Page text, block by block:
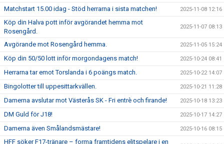
Matchstart 15.00 idag - Stöd herrarna i sista matchen! 2025-11-08 12:16
Köp din Halva pott inför avgörandet hemma mot
Rosengård.
2025-11-07 08:13
Avgörande mot Rosengård hemma. 2025-11-05 15:24
Köp din 50/50 lott inför morgondagens match! 2025-10-24 08:41
Herrarna tar emot Torslanda i 6 poängs match. 2025-10-22 14:07
Bingolotter till uppesittarkvällen. 2025-10-21 11:28
Damerna avslutar mot Västerås SK - Fri entrè och firande! 2025-10-18 13:23
DM Guld för J18! 2025-10-17 14:27
Damerna även Smålandsmästare! 2025-10-16 08:15
HFF söker F17-tränare – forma framtidens elitspelare i en